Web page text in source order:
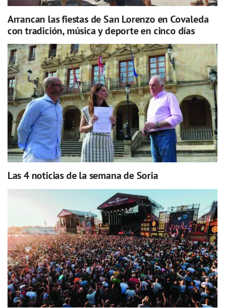
Arrancan las fiestas de San Lorenzo en Covaleda
con tradición, música y deporte en cinco días
Las 4 noticias de la semana de Soria